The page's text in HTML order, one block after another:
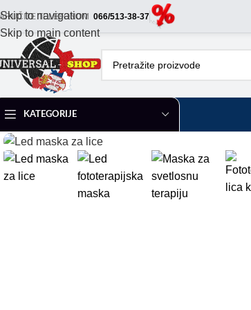
Skip to navigation
Skip to main content
TELEFONOM 066/513-38-37
KATEGORIJE